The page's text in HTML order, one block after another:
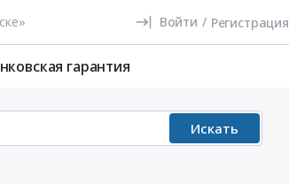
Войти / Регистрация
гарантия
Искать